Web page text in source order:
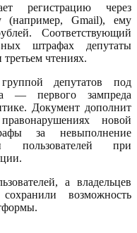
регистрацию через
(например, Gmail), ему
Соответствующий
штрафах депутаты
чтениях.
депутатов под
— первого зампреда
Документ дополнит
новой
за невыполнение
пользователей при
а владельцев
возможность